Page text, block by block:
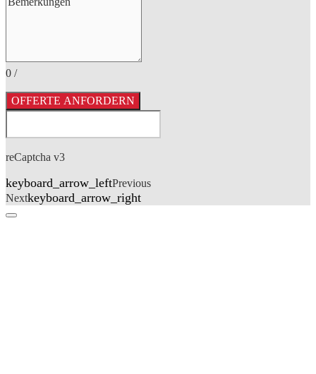
0 /
OFFERTE ANFORDERN
reCaptcha v3
keyboard_arrow_leftPrevious
Nextkeyboard_arrow_right